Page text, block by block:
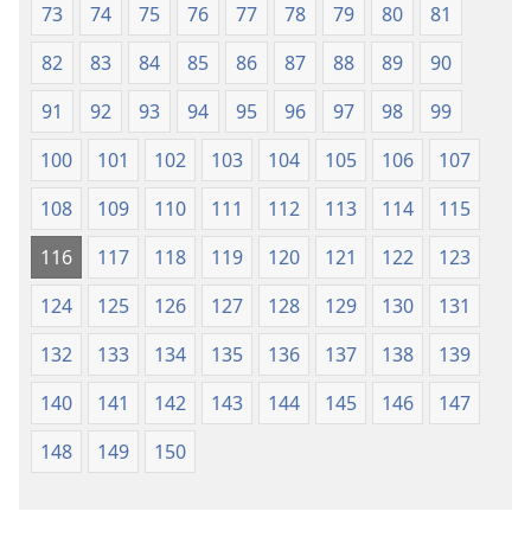
73
74 75 76 77 78 79 80
81
82
83 84 85 86 87 88 89
90
91
92 93 94 95 96 97 98
99
100
101 102 103 104 105 106
107
108
109 110 111 112 113 114
115
116
117 118 119 120 121 122
123
124
125 126 127 128 129 130
131
132
133 134 135 136 137 138
139
140
141 142 143 144 145 146
147
148
149 150